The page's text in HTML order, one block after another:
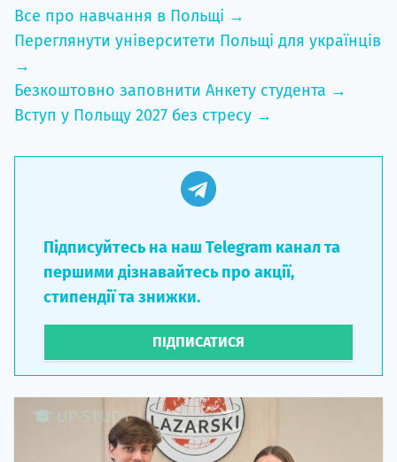
Все про навчання в Польщі →
Переглянути університети Польщі для українців
→
Безкоштовно заповнити Анкету студента →
Вступ у Польщу 2027 без стресу →
Підписуйтесь на наш Telegram канал та
першими дізнавайтесь про акції,
стипендії та знижки.
ПІДПИСАТИСЯ